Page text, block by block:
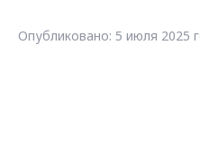
Опубликовано: 5 июля 2025